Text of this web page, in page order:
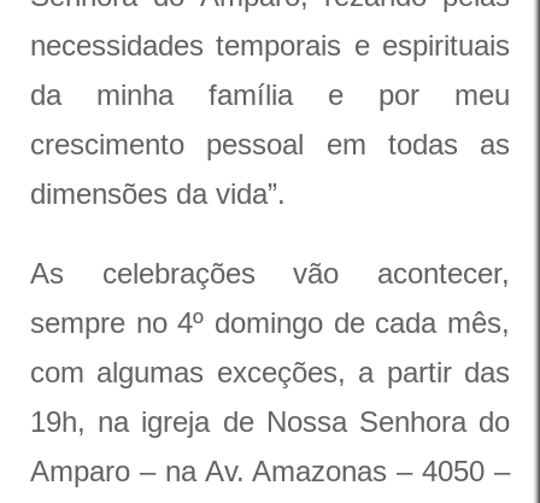
necessidades temporais e espirituais
da minha família e por meu
crescimento pessoal em todas as
dimensões da vida”.
As celebrações vão acontecer,
sempre no 4º domingo de cada mês,
com algumas exceções, a partir das
19h, na igreja de Nossa Senhora do
Amparo – na Av. Amazonas – 4050 –